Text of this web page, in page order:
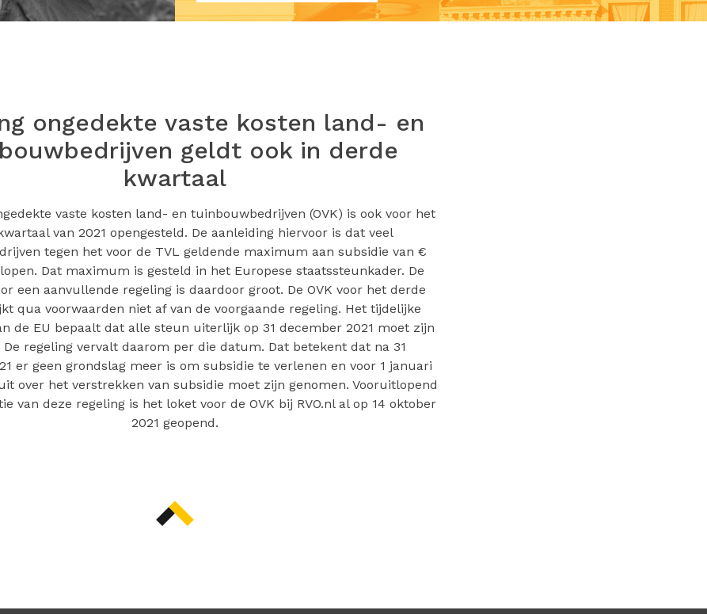
ongedekte vaste kosten land- en
geldt ook in derde
kwartaal
vaste kosten land- en tuinbouwbedrijven (OVK) is ook voor het
van 2021 opengesteld. De aanleiding hiervoor is dat veel
tegen het voor de TVL geldende maximum aan subsidie van €
Dat maximum is gesteld in het Europese staatssteunkader. De
een aanvullende regeling is daardoor groot. De OVK voor het derde
qua voorwaarden niet af van de voorgaande regeling. Het tijdelijke
de EU bepaalt dat alle steun uiterlijk op 31 december 2021 moet zijn
De regeling vervalt daarom per die datum. Dat betekent dat na 31
er geen grondslag meer is om subsidie te verlenen en voor 1 januari
over het verstrekken van subsidie moet zijn genomen. Vooruitlopend
van deze regeling is het loket voor de OVK bij RVO.nl al op 14 oktober
2021 geopend.